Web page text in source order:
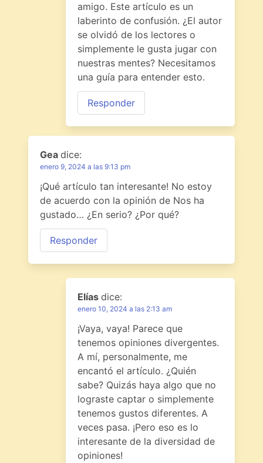
amigo. Este artículo es un
laberinto de confusión. ¿El autor
se olvidó de los lectores o
simplemente le gusta jugar con
nuestras mentes? Necesitamos
una guía para entender esto.
Responder
Gea dice:
enero 9, 2024 a las 9:13 pm
¡Qué artículo tan interesante! No estoy
de acuerdo con la opinión de Nos ha
gustado… ¿En serio? ¿Por qué?
Responder
Elías dice:
enero 10, 2024 a las 2:13 am
¡Vaya, vaya! Parece que
tenemos opiniones divergentes.
A mí, personalmente, me
encantó el artículo. ¿Quién
sabe? Quizás haya algo que no
lograste captar o simplemente
tenemos gustos diferentes. A
veces pasa. ¡Pero eso es lo
interesante de la diversidad de
opiniones!